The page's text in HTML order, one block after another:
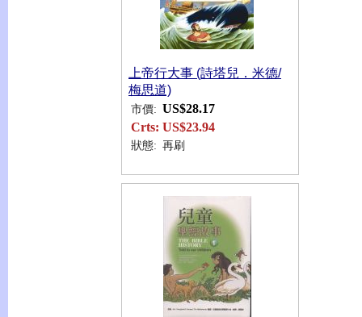
上帝行大事 (詩塔兒．米德/
梅思道)
市價: US$28.17
Crts: US$23.94
狀態: 再刷